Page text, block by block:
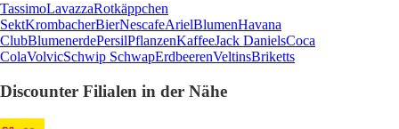
TassimoLavazzaRotkäppchen
SektKrombacherBierNescafeArielBlumenHavana
ClubBlumenerdePersilPflanzenKaffeeJack DanielsCoca
ColaVolvicSchwip SchwapErdbeerenVeltinsBriketts
Discounter Filialen in der Nähe